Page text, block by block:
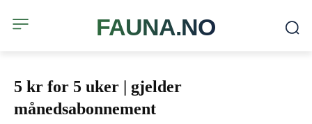
FAUNA.NO
5 kr for 5 uker | gjelder
månedsabonnement